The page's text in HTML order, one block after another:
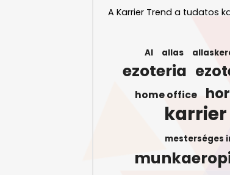
A Karrier Trend a tudatos
AI allas
ezoteria
home office
karrier
mesterséges